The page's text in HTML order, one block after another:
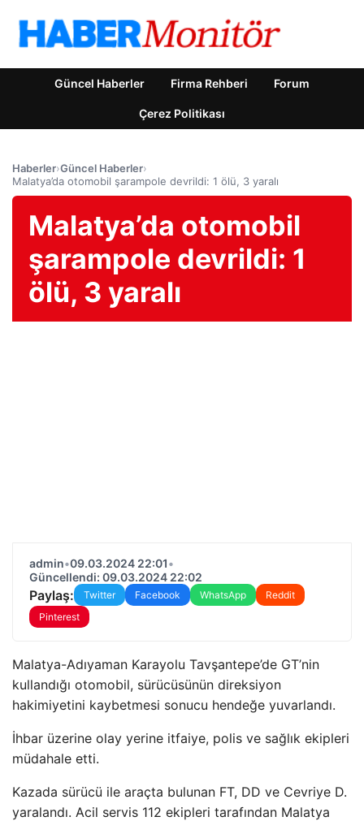
Güncel Haberler Firma Rehberi Forum
Çerez Politikası
Haberler›Güncel Haberler›
Malatya’da otomobil şarampole devrildi: 1 ölü, 3 yaralı
Malatya’da otomobil
şarampole devrildi: 1
ölü, 3 yaralı
admin•09.03.2024 22:01•
Güncellendi: 09.03.2024 22:02
Paylaş: Twitter Facebook WhatsApp
Reddit
Pinterest
Malatya-Adıyaman Karayolu Tavşantepe’de GT’nin
kullandığı otomobil, sürücüsünün direksiyon
hakimiyetini kaybetmesi sonucu hendeğe yuvarlandı.
İhbar üzerine olay yerine itfaiye, polis ve sağlık ekipleri
müdahale etti.
Kazada sürücü ile araçta bulunan FT, DD ve Cevriye D.
yaralandı. Acil servis 112 ekipleri tarafından Malatya